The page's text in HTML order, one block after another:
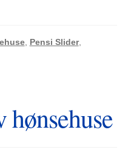
, Pensi Slider,
hønsehuse